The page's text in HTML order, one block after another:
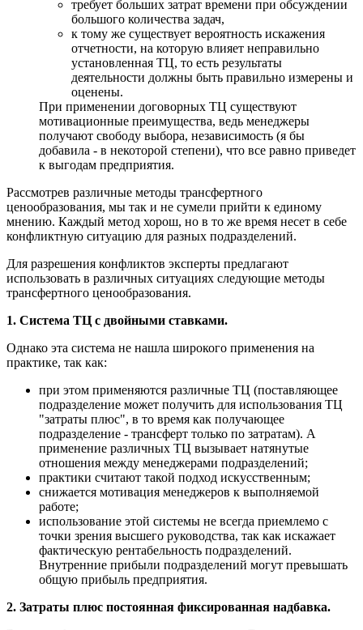
требует больших затрат времени при обсуждении
большого количества задач,
к тому же существует вероятность искажения
отчетности, на которую влияет неправильно
установленная ТЦ, то есть результаты
деятельности должны быть правильно измерены и
оценены.
При применении договорных ТЦ существуют
мотивационные преимущества, ведь менеджеры
получают свободу выбора, независимость (я бы
добавила - в некоторой степени), что все равно приведет
к выгодам предприятия.
Рассмотрев различные методы трансфертного
ценообразования, мы так и не сумели прийти к единому
мнению. Каждый метод хорош, но в то же время несет в себе
конфликтную ситуацию для разных подразделений.
Для разрешения конфликтов эксперты предлагают
использовать в различных ситуациях следующие методы
трансфертного ценообразования.
1. Система ТЦ с двойными ставками.
Однако эта система не нашла широкого применения на
практике, так как:
при этом применяются различные ТЦ (поставляющее
подразделение может получить для использования ТЦ
"затраты плюс", в то время как получающее
подразделение - трансферт только по затратам). А
применение различных ТЦ вызывает натянутые
отношения между менеджерами подразделений;
практики считают такой подход искусственным;
снижается мотивация менеджеров к выполняемой
работе;
использование этой системы не всегда приемлемо с
точки зрения высшего руководства, так как искажает
фактическую рентабельность подразделений.
Внутренние прибыли подразделений могут превышать
общую прибыль предприятия.
2. Затраты плюс постоянная фиксированная надбавка.